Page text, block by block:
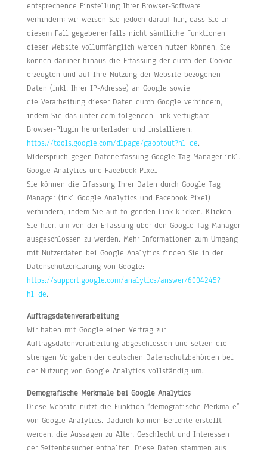
entsprechende Einstellung Ihrer Browser-Software
verhindern; wir weisen Sie jedoch darauf hin, dass Sie in
diesem Fall gegebenenfalls nicht sämtliche Funktionen
dieser Website vollumfänglich werden nutzen können. Sie
können darüber hinaus die Erfassung der durch den Cookie
erzeugten und auf Ihre Nutzung der Website bezogenen
Daten (inkl. Ihrer IP-Adresse) an Google sowie
die Verarbeitung dieser Daten durch Google verhindern,
indem Sie das unter dem folgenden Link verfügbare
Browser-Plugin herunterladen und installieren:
https://tools.google.com/dlpage/gaoptout?hl=de.
Widerspruch gegen Datenerfassung Google Tag Manager inkl.
Google Analytics und Facebook Pixel
Sie können die Erfassung Ihrer Daten durch Google Tag
Manager (inkl Google Analytics und Facebook Pixel)
verhindern, indem Sie auf folgenden Link klicken. Klicken
Sie hier, um von der Erfassung über den Google Tag Manager
ausgeschlossen zu werden. Mehr Informationen zum Umgang
mit Nutzerdaten bei Google Analytics finden Sie in der
Datenschutzerklärung von Google:
https://support.google.com/analytics/answer/6004245?
hl=de.
Auftragsdatenverarbeitung
Wir haben mit Google einen Vertrag zur
Auftragsdatenverarbeitung abgeschlossen und setzen die
strengen Vorgaben der deutschen Datenschutzbehörden bei
der Nutzung von Google Analytics vollständig um.
Demografische Merkmale bei Google Analytics
Diese Website nutzt die Funktion “demografische Merkmale”
von Google Analytics. Dadurch können Berichte erstellt
werden, die Aussagen zu Alter, Geschlecht und Interessen
der Seitenbesucher enthalten. Diese Daten stammen aus